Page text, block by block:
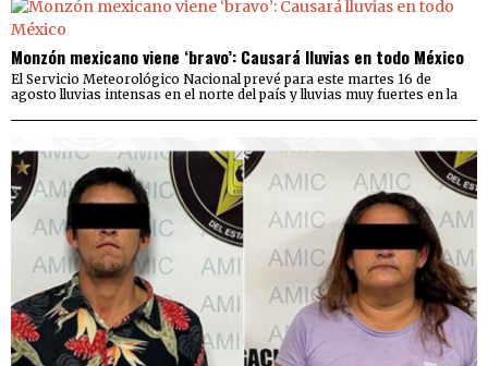
Monzón mexicano viene ‘bravo’: Causará lluvias en todo México
El Servicio Meteorológico Nacional prevé para este martes 16 de
agosto lluvias intensas en el norte del país y lluvias muy fuertes en la